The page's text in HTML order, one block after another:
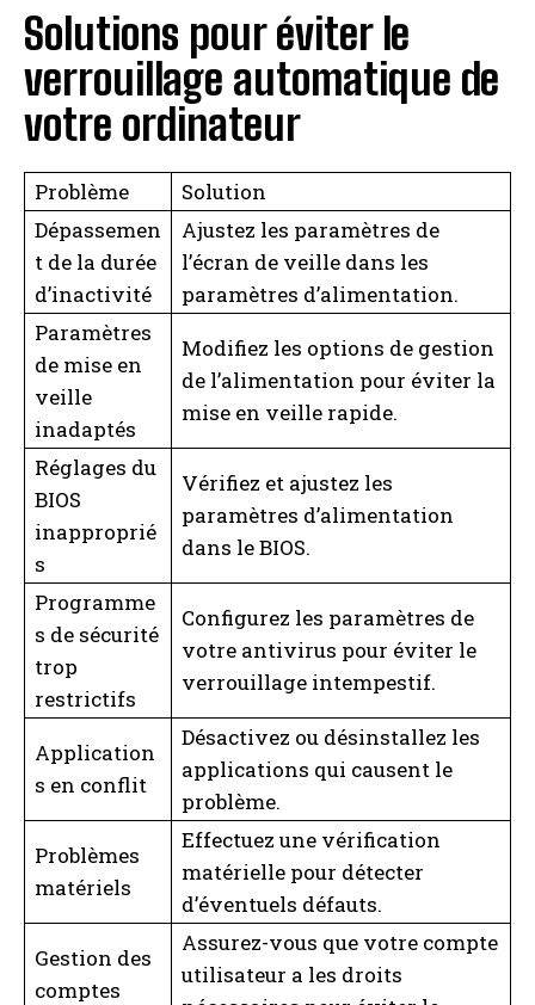
I WANT IN
I've read and accept the Privacy Policy
A LIRE :
Samsung Galaxy S24 : Amazon casse les
prix avec des réductions incroyables de plusieurs
centaines d'euros
Solutions pour éviter le
verrouillage automatique de
votre ordinateur
Problème
Solution
Dépassemen
t de la durée
d’inactivité
Ajustez les paramètres de
l’écran de veille dans les
paramètres d’alimentation.
Paramètres
de mise en
veille
inadaptés
Modifiez les options de gestion
de l’alimentation pour éviter la
mise en veille rapide.
Réglages du
BIOS
inapproprié
s
Vérifiez et ajustez les
paramètres d’alimentation
dans le BIOS.
Programme
s de sécurité
trop
restrictifs
Configurez les paramètres de
votre antivirus pour éviter le
verrouillage intempestif.
Application
s en conflit
Désactivez ou désinstallez les
applications qui causent le
problème.
Problèmes
matériels
Effectuez une vérification
matérielle pour détecter
d’éventuels défauts.
Gestion des
comptes
Assurez-vous que votre compte
utilisateur a les droits